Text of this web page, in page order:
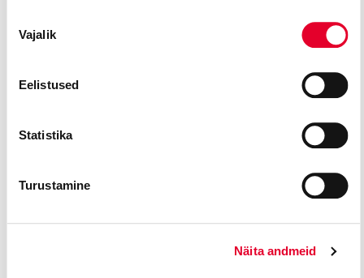
valik
Vajalik
Eelistused
Statistika
Turustamine
Näita andmeid
Sparafucile, Ceprano (Verdi „Rigoletto“)
Munk (Verdi „Don Carlo“)